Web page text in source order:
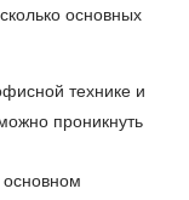
основных
технике и
проникнуть